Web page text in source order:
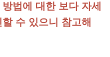
법에 대한 보다 자세
수 있으니 참고해